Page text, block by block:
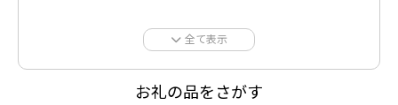
全て表示
お礼の品をさがす